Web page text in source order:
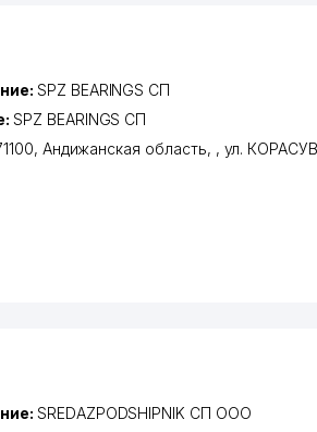
SPZ BEARINGS СП
SPZ BEARINGS СП
Андижанская область, , ул. КОРАСУВ
SREDAZPODSHIPNIK СП ООО